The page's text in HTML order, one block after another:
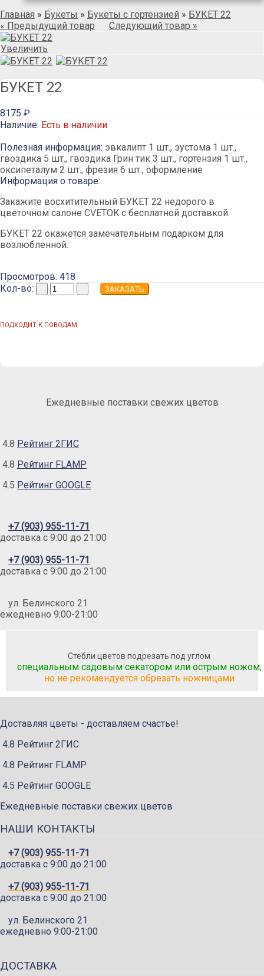
Главная » Букеты » Букеты с гортензией » БУКЕТ 22
« Предыдущий товар
Следующий товар »
Увеличить
БУКЕТ 22
8175 ₽
Наличие: Есть в наличии
Полезная информация: эвкалипт 1 шт., эустома 1 шт.,
гвоздика 5 шт., гвоздика Грин тик 3 шт., гортензия 1 шт.,
оксипеталум 2 шт., фрезия 6 шт., оформление
Информация о товаре:
Закажите восхитительный БУКЕТ 22 недорого в
цветочном салоне CVETOK с бесплатной доставкой.
БУКЕТ 22 окажется замечательным подарком для
возлюбленной.
Просмотров: 418
Кол-во:
ПОДХОДИТ К ПОВОДАМ:
Ежедневные поставки свежих цветов
4.8 Рейтинг 2ГИС
4.8 Рейтинг FLAMP
4.5 Рейтинг GOOGLE
+7 (903) 955-11-71
доставка c 9:00 до 21:00
+7 (903) 955-11-71
доставка c 9:00 до 21:00
ул. Белинского 21
ежедневно 9:00-21:00
Стебли цветов подрезать под углом
специальным садовым секатором или острым ножом,
но не рекомендуется обрезать ножницами
Доставляя цветы - доставляем счастье!
4.8 Рейтинг 2ГИС
4.8 Рейтинг FLAMP
4.5 Рейтинг GOOGLE
Ежедневные поставки свежих цветов
НАШИ КОНТАКТЫ
+7 (903) 955-11-71
доставка c 9:00 до 21:00
+7 (903) 955-11-71
доставка c 9:00 до 21:00
ул. Белинского 21
ежедневно 9:00-21:00
ДОСТАВКА